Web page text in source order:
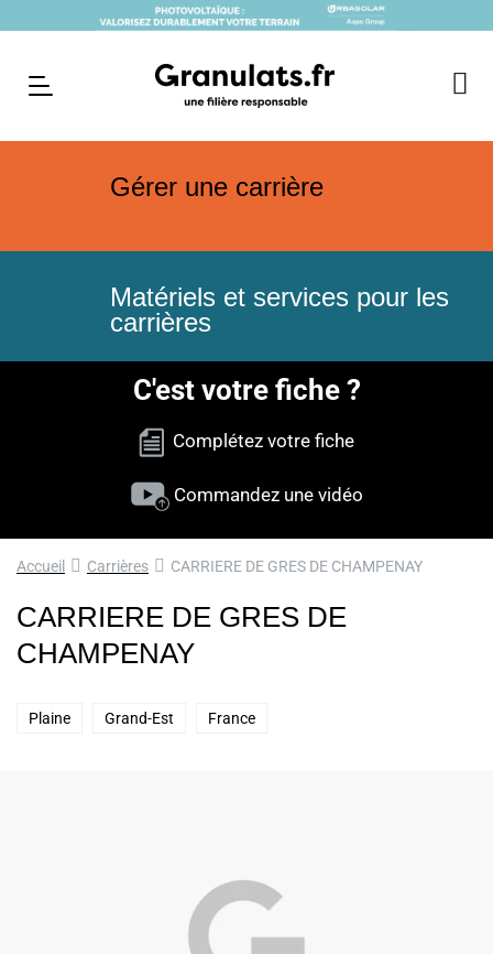
Gérer une carrière
Matériels et services pour les
carrières
C'est votre fiche ?
Complétez votre fiche
Commandez une vidéo
Accueil Carrières CARRIERE DE GRES DE CHAMPENAY
CARRIERE DE GRES DE
CHAMPENAY
Plaine Grand-Est France